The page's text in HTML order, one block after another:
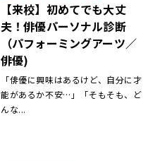
【来校】初めてでも大丈
夫！俳優パーソナル診断
（パフォーミングアーツ／
俳優)
「俳優に興味はあるけど、自分に才
能があるか不安…」「そもそも、ど
んな...